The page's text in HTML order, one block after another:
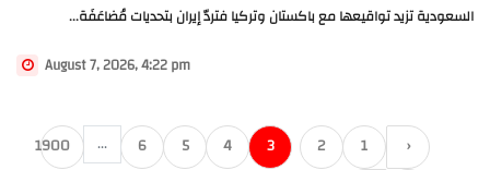
السعودية تزيد تواقيعها مع باكستان وتركيا فتردّ إيران بتحديات مُضاعَفَة...
August 7, 2026, 4:22 pm
‹
1
2
3
4
5
6
...
1900